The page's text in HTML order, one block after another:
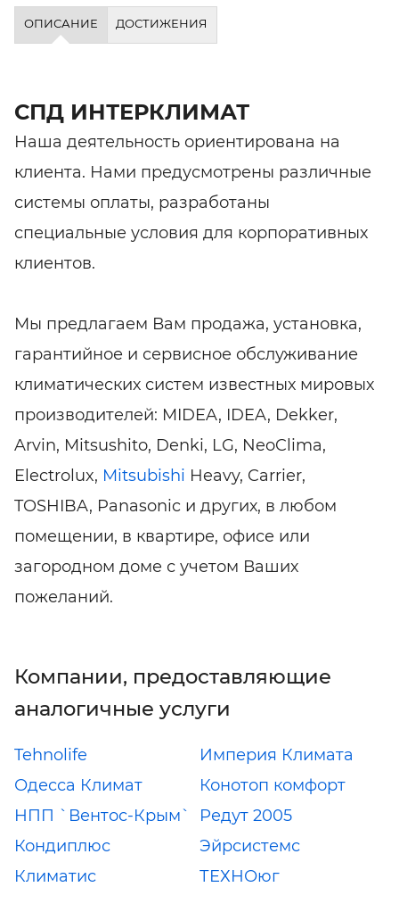
ОПИСАНИЕ ДОСТИЖЕНИЯ
СПД ИНТЕРКЛИМАТ
Наша деятельность ориентирована на
клиента. Нами предусмотрены различные
системы оплаты, разработаны
специальные условия для корпоративных
клиентов.
Мы предлагаем Вам продажа, установка,
гарантийное и сервисное обслуживание
климатических систем известных мировых
производителей: MIDEA, IDEA, Dekker,
Arvin, Mitsushito, Denki, LG, NeoClima,
Electrolux, Mitsubishi Heavy, Carrier,
TOSHIBA, Panasonic и других, в любом
помещении, в квартире, офисе или
загородном доме с учетом Ваших
пожеланий.
Компании, предоставляющие
аналогичные услуги
Tehnolife
Империя Климата
Одесса Климат
Конотоп комфорт
НПП `Вентос-Крым`
Редут 2005
Кондиплюс
Эйрсистемс
Климатис
ТЕХНОюг